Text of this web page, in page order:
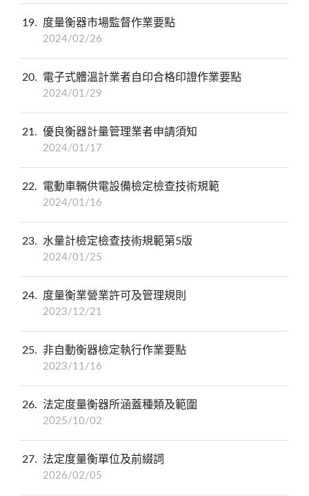
19 度量衡器市場監督作業要點
2024/02/26
20 電子式體溫計業者自印合格印證作業要點
2024/01/29
21 優良衡器計量管理業者申請須知
2024/01/17
22 電動車輛供電設備檢定檢查技術規範
2024/01/16
23 水量計檢定檢查技術規範第5版
2024/01/25
24 度量衡業營業許可及管理規則
2023/12/21
25 非自動衡器檢定執行作業要點
2023/11/16
26 法定度量衡器所涵蓋種類及範圍
2025/10/02
27 法定度量衡單位及前綴詞
2026/02/05